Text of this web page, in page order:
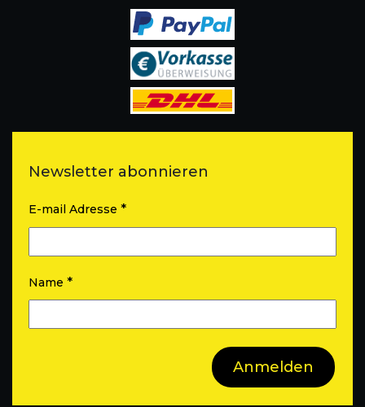
Newsletter abonnieren
E-mail Adresse *
Name *